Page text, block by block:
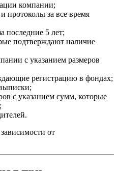
компании;
протоколы за все время
последние 5 лет;
подтверждают наличие
с указанием размеров
регистрацию в фондах;
с указанием сумм, которые
от